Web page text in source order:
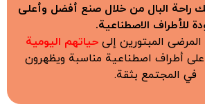
راحة البال من خلال صنع أفضل وأعلى
للأطراف الاصطناعية.
المبتورين إلى حياتهم اليومية
أطراف اصطناعية مناسبة ويظهرون
في المجتمع بثقة.